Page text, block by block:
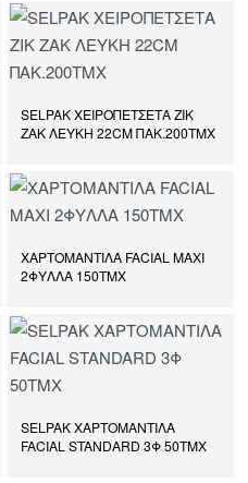
SELPAK ΧΕΙΡΟΠΕΤΣΕΤΑ ΖΙΚ
ΖΑΚ ΛΕΥΚΗ 22CM ΠΑΚ.200ΤΜΧ
ΧΑΡΤΟΜΑΝΤΙΛΑ FACIAL MAXI
2ΦΥΛΛΑ 150ΤΜΧ
SELPAK ΧΑΡΤΟΜΑΝΤΙΛΑ
FACIAL STANDARD 3Φ 50ΤΜΧ